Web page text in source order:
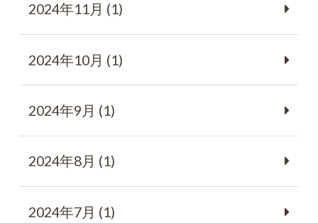
2024年11月 (1)
2024年10月 (1)
2024年9月 (1)
2024年8月 (1)
2024年7月 (1)